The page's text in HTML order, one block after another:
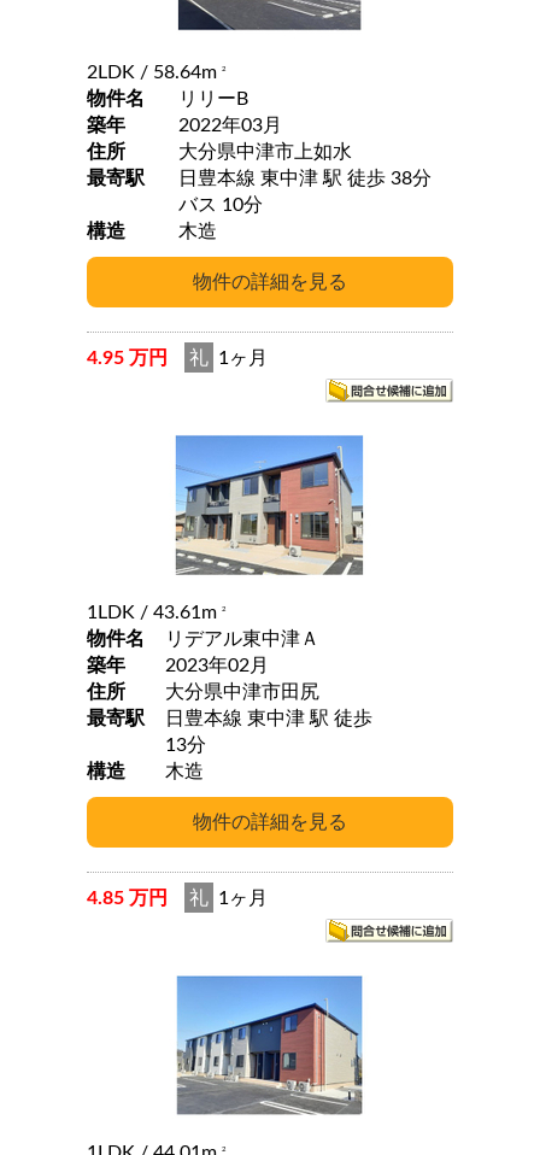
2LDK / 58.64m 2
物件名
リリーB
築年
2022年03月
住所
大分県中津市上如水
最寄駅
日豊本線 東中津 駅 徒歩 38分
バス 10分
構造
木造
4.95 万円 礼 1ヶ月
1LDK / 43.61m 2
物件名
リデアル東中津Ａ
築年
2023年02月
住所
大分県中津市田尻
最寄駅
日豊本線 東中津 駅 徒歩
13分
構造
木造
4.85 万円 礼 1ヶ月
2